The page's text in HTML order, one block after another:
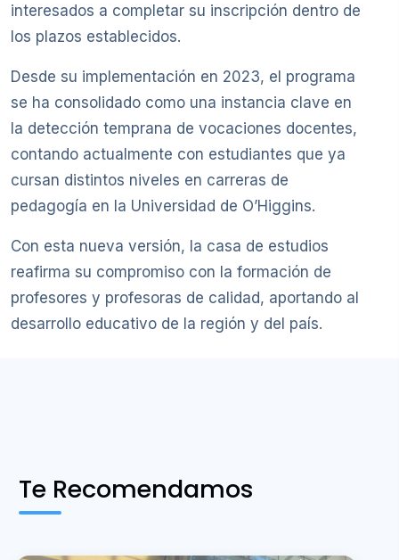
interesados a completar su inscripción dentro de
los plazos establecidos.
Desde su implementación en 2023, el programa
se ha consolidado como una instancia clave en
la detección temprana de vocaciones docentes,
contando actualmente con estudiantes que ya
cursan distintos niveles en carreras de
pedagogía en la Universidad de O’Higgins.
Con esta nueva versión, la casa de estudios
reafirma su compromiso con la formación de
profesores y profesoras de calidad, aportando al
desarrollo educativo de la región y del país.
Te Recomendamos